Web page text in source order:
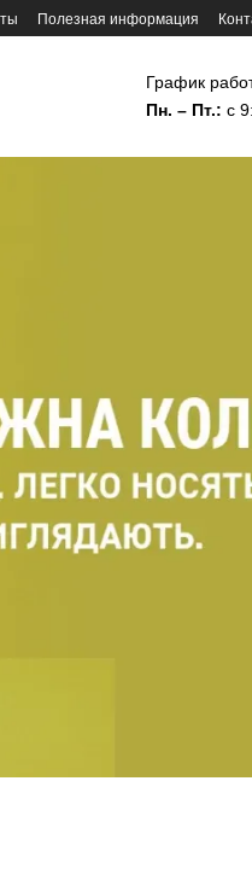
Полезная информация
График
Пн. – Пт.: с